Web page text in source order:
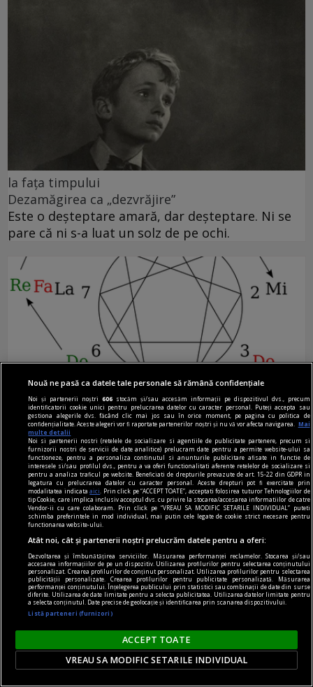
la fața timpului
Dezamăgirea ca „dezvrăjire”
Este o deșteptare amară, dar deșteptare. Ni se
pare că ni s-a luat un solz de pe ochi.
la fața timpului
De ce 2 și nu 1
Ajunși în acest ultim punct, tot ceea ce putem,
așadar, conștientiza e că nu sîntem niciodată 1,
ci 2, că nu sîntem niciodată singuri
Nouă ne pasă ca datele tale personale să rămână confidențiale
Noi și partenerii noștri606 stocăm și/sau accesăm informații pe dispozitivul dvs., precum
identificatorii cookie unici pentru prelucrarea datelor cu caracter personal. Puteți accepta sau
gestiona alegerile dvs. făcând clic mai jos sau în orice moment, pe pagina cu politica de
confidențialitate. Aceste alegeri vor fi raportate partenerilor noștri și nu vă vor afecta navigarea.
Mai
multe detalii
Noi si partenerii nostri (retelele de socializare si agentiile de publicitate partenere, precum si
furnizorii nostri de servicii de date analitice) prelucram date pentru a permite website-ului sa
functioneze, pentru a personaliza continutul si anunturile publicitare afisate in functie de
interesele si/sau profilul dvs., pentru a va oferi functionalitati aferente retelelor de socializare si
pentru a analiza traficul pe website. Beneficiati de drepturile prevazute de art. 15-22 din GDPR in
legatura cu prelucrarea datelor cu caracter personal. Aceste drepturi pot fi exercitate prin
modalitatea indicataaici
. Prin click pe “ACCEPT TOATE”, acceptati folosirea tuturor Tehnologiilor de
tip Cookie, care implica inclusiv acceptul dvs. cu privire la stocarea/accesarea informatiilor de catre
Vendor-ii cu care colaboram. Prin click pe “VREAU SA MODIFIC SETARILE INDIVIDUAL” puteti
schimba preferintele in mod individual, mai putin cele legate de cookie strict necesare pentru
functionarea website-ului.
Atât noi, cât și partenerii noștri prelucrăm datele pentru a oferi:
Dezvoltarea și îmbunătățirea serviciilor. Măsurarea performanței reclamelor. Stocarea și/sau
accesarea informațiilor de pe un dispozitiv. Utilizarea profilurilor pentru selectarea conținutului
personalizat. Crearea profilurilor de conținut personalizat. Utilizarea profilurilor pentru selectarea
publicității personalizate. Crearea profilurilor pentru publicitate personalizată. Măsurarea
performanței conținutului. Înțelegerea publicului prin statistici sau combinații de date din surse
diferite. Utilizarea de date limitate pentru a selecta publicitatea. Utilizarea datelor limitate pentru
a selecta conținutul. Date precise de geolocație și identificarea prin scanarea dispozitivului.
Listă parteneri (furnizori)
ACCEPT TOATE
VREAU SA MODIFIC SETARILE INDIVIDUAL